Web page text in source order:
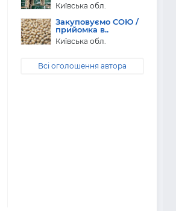
Київська обл.
Закуповуємо СОЮ /
прийомка в..
Київська обл.
Всі оголошення автора